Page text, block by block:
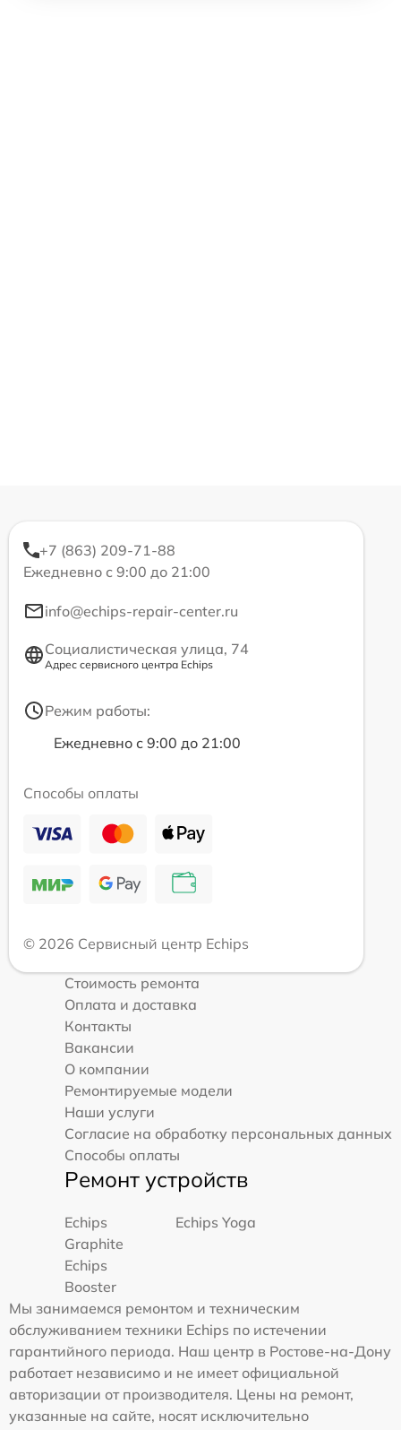
+7 (863) 209-71-88
Ежедневно с 9:00 до 21:00
info@echips-repair-center.ru
Социалистическая улица, 74
Адрес сервисного центра Echips
Режим работы:
Ежедневно с 9:00 до 21:00
Способы оплаты
© 2026 Сервисный центр Echips
Стоимость ремонта
Оплата и доставка
Контакты
Вакансии
О компании
Ремонтируемые модели
Наши услуги
Согласие на обработку персональных данных
Способы оплаты
Ремонт устройств
Echips
Graphite
Echips Yoga
Echips
Booster
Мы занимаемся ремонтом и техническим
обслуживанием техники Echips по истечении
гарантийного периода. Наш центр в Ростове-на-Дону
работает независимо и не имеет официальной
авторизации от производителя. Цены на ремонт,
указанные на сайте, носят исключительно